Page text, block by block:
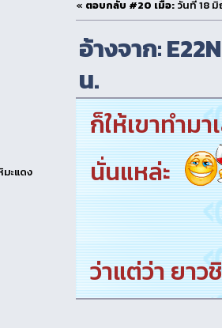
มะแดง
« ตอบกลับ #20 เมื่อ: วันที่ 18 มิ
อ้างจาก:
น.
ก็ให้เขาทำม
นั่นแหล่ะ
ว่าแต่ว่า ยา